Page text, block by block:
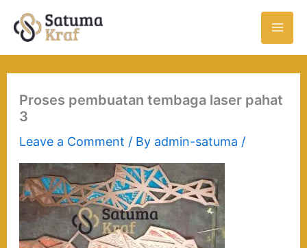
Proses pembuatan tembaga laser pahat
3
Leave a Comment / By admin-satuma /